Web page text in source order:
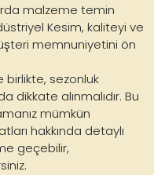
malzeme temin
Kesim, kaliteyi ve
memnuniyetini ön
birlikte, sezonluk
dikkate alınmalıdır. Bu
mümkün
hakkında detaylı
geçebilir,